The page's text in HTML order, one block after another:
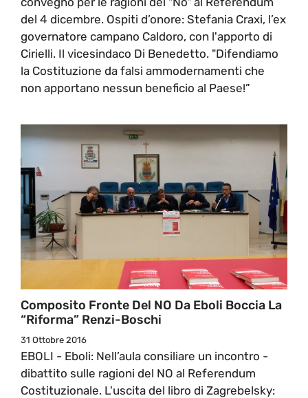
del 4 dicembre. Ospiti d’onore: Stefania Craxi, l’ex
governatore campano Caldoro, con l'apporto di
Cirielli. Il vicesindaco Di Benedetto. "Difendiamo
la Costituzione da falsi ammodernamenti che
non apportano nessun beneficio al Paese!”
Composito Fronte Del NO Da Eboli Boccia La
“Riforma” Renzi-Boschi
31 Ottobre 2016
EBOLI - Eboli: Nell’aula consiliare un incontro -
dibattito sulle ragioni del NO al Referendum
Costituzionale. L'uscita del libro di Zagrebelsky: